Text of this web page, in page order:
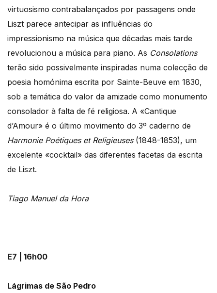
virtuosismo contrabalançados por passagens onde
Liszt parece antecipar as influências do
impressionismo na música que décadas mais tarde
revolucionou a música para piano. As Consolations
terão sido possivelmente inspiradas numa colecção de
poesia homónima escrita por Sainte-Beuve em 1830,
sob a temática do valor da amizade como monumento
consolador à falta de fé religiosa. A «Cantique
d’Amour» é o último movimento do 3º caderno de
Harmonie Poétiques et Religieuses(1848-1853), um
excelente «cocktail» das diferentes facetas da escrita
de Liszt.
Tiago Manuel da Hora
E7 | 16h00
Lágrimas de São Pedro